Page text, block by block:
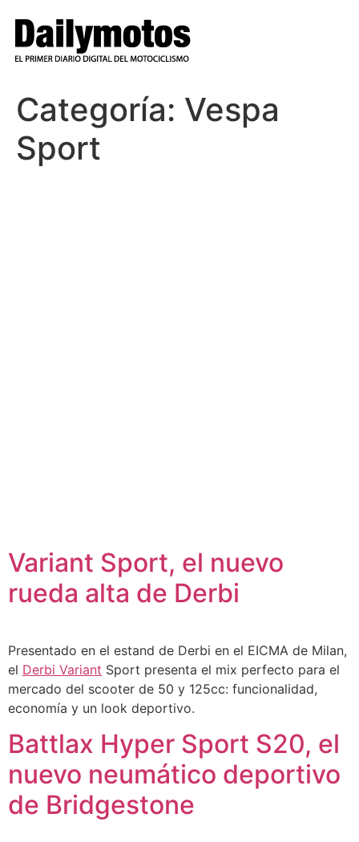
contenido
Categoría: Vespa
Sport
Variant Sport, el nuevo
rueda alta de Derbi
Presentado en el estand de Derbi en el EICMA de Milan,
el Derbi Variant Sport presenta el mix perfecto para el
mercado del scooter de 50 y 125cc: funcionalidad,
economía y un look deportivo.
Battlax Hyper Sport S20, el
nuevo neumático deportivo
de Bridgestone